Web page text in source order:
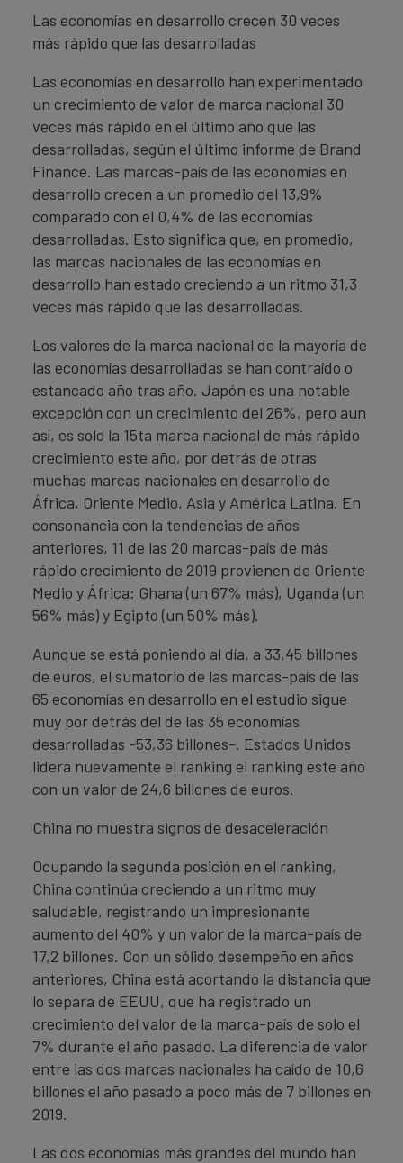
Las economías en desarrollo crecen 30 veces
más rápido que las desarrolladas
Las economías en desarrollo han experimentado
un crecimiento de valor de marca nacional 30
veces más rápido en el último año que las
desarrolladas, según el último informe de Brand
Finance. Las marcas-país de las economías en
desarrollo crecen a un promedio del 13,9%
comparado con el 0,4% de las economías
desarrolladas. Esto significa que, en promedio,
las marcas nacionales de las economías en
desarrollo han estado creciendo a un ritmo 31,3
veces más rápido que las desarrolladas.
Los valores de la marca nacional de la mayoría de
las economías desarrolladas se han contraído o
estancado año tras año. Japón es una notable
excepción con un crecimiento del 26%, pero aun
así, es solo la 15ta marca nacional de más rápido
crecimiento este año, por detrás de otras
muchas marcas nacionales en desarrollo de
África, Oriente Medio, Asia y América Latina. En
consonancia con la tendencias de años
anteriores, 11 de las 20 marcas-país de más
rápido crecimiento de 2019 provienen de Oriente
Medio y África: Ghana (un 67% más), Uganda (un
56% más) y Egipto (un 50% más).
Aunque se está poniendo al día, a 33,45 billones
de euros, el sumatorio de las marcas-país de las
65 economías en desarrollo en el estudio sigue
muy por detrás del de las 35 economías
desarrolladas -53,36 billones-. Estados Unidos
lidera nuevamente el ranking el ranking este año
con un valor de 24,6 billones de euros.
China no muestra signos de desaceleración
Ocupando la segunda posición en el ranking,
China continúa creciendo a un ritmo muy
saludable, registrando un impresionante
aumento del 40% y un valor de la marca-país de
17,2 billones. Con un sólido desempeño en años
anteriores, China está acortando la distancia que
lo separa de EEUU, que ha registrado un
crecimiento del valor de la marca-país de solo el
7% durante el año pasado. La diferencia de valor
entre las dos marcas nacionales ha caído de 10,6
billones el año pasado a poco más de 7 billones en
2019.
Las dos economías más grandes del mundo han